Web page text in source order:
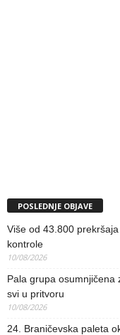
POSLEDNJE OBJAVE
Više od 43.800
kontrole
10/08/2026
Pala grupa
svi u pritvoru
10/08/2026
24. Braničevska paleta